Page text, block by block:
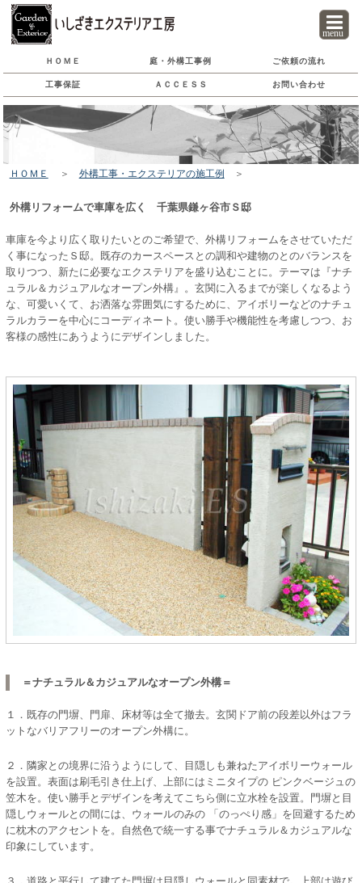
menu
ＨＯＭＥ 庭・外構工事例 ご依頼の流れ
工事保証 ＡＣＣＥＳＳ お問い合わせ
ＨＯＭＥ ＞ 外構工事・エクステリアの施工例 ＞
外構リフォームで車庫を広く 千葉県鎌ヶ谷市Ｓ邸
車庫を今より広く取りたいとのご希望で、外構リフォームをさせていただ
く事になったＳ邸。既存のカースペースとの調和や建物のとのバランスを
取りつつ、新たに必要なエクステリアを盛り込むことに。テーマは『ナチ
ュラル＆カジュアルなオープン外構』。玄関に入るまでが楽しくなるよう
な、可愛いくて、お洒落な雰囲気にするために、アイボリーなどのナチュ
ラルカラーを中心にコーディネート。使い勝手や機能性を考慮しつつ、お
客様の感性にあうようにデザインしました。
＝ナチュラル＆カジュアルなオープン外構＝
１．既存の門塀、門扉、床材等は全て撤去。玄関ドア前の段差以外はフラ
ットなバリアフリーのオープン外構に。
２．隣家との境界に沿うようにして、目隠しも兼ねたアイボリーウォール
を設置。表面は刷毛引き仕上げ、上部にはミニタイプの ピンクベージュの
笠木を。使い勝手とデザインを考えてこちら側に立水栓を設置。門塀と目
隠しウォールとの間には、ウォールのみの 「のっぺり感」を回避するため
に枕木のアクセントを。自然色で統一する事でナチュラル＆カジュアルな
印象にしています。